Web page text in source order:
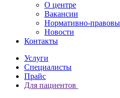
О центре
Вакансии
Нормативно-
Новости
Контакты
Услуги
Специалисты
Прайс
Для пациентов